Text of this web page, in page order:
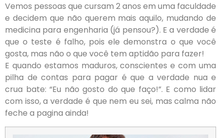
Vemos pessoas que cursam 2 anos em uma faculdade
e decidem que não querem mais aquilo, mudando de
medicina para engenharia (já pensou?). E a verdade é
que o teste é falho, pois ele demonstra o que você
gosta, mas não o que você tem aptidão para fazer!
E quando estamos maduros, conscientes e com uma
pilha de contas para pagar é que a verdade nua e
crua bate: “Eu não gosto do que faço!”. E como lidar
com isso, a verdade é que nem eu sei, mas calma não
feche a pagina ainda!